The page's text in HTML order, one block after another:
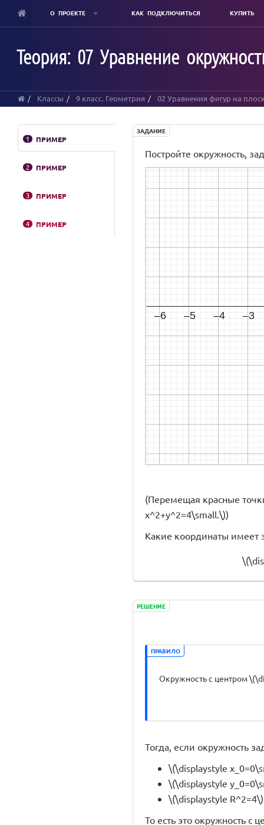
content
О ПРОЕКТЕ КАК ПОДКЛЮЧИТЬСЯ КУПИТЬ
Теория: 07 Уравнение
Классы 9 класс. Геометрия 02 Уравнения фигур на
1 ПРИМЕР
2 ПРИМЕР
3 ПРИМЕР
4 ПРИМЕР
ЗАДАНИЕ
Постройте окружность,
Conic
c
(Перемещая красные
x^2+y^2=4\small.\))
Какие координаты имеет
РЕШЕНИЕ
ПРАВИЛО
Окружность с центром
Тогда, если окружность
\(\displaystyle
\(\displaystyle
\(\displaystyle
То есть это окружность